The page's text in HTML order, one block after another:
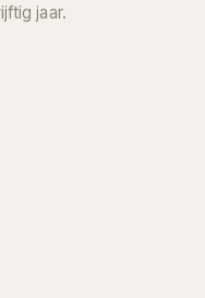
jaar.